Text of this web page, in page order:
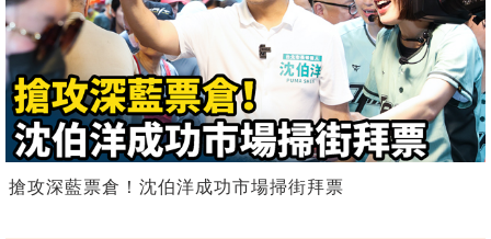
搶攻深藍票倉！沈伯洋成功市場掃街拜票